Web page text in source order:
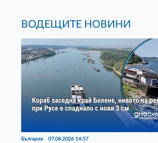
ВОДЕЩИТЕ НОВИНИ
България 07.08.2026 14:57